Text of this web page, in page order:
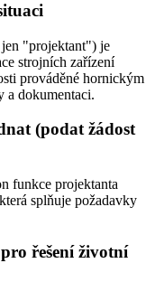
"projektant") je
strojních zařízení
prováděné hornickým
a dokumentaci.
(podat žádost
funkce projektanta
splňuje požadavky
řešení životní